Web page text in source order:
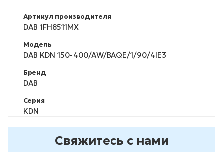
Артикул производителя
DAB 1FH8511MX
Модель
DAB KDN 150-400/AW/BAQE/1/90/4IE3
Бренд
DAB
Серия
KDN
Свяжитесь с нами